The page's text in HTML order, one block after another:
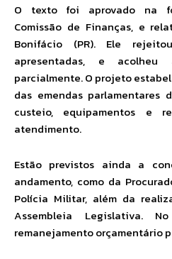
O texto foi aprovado na
Comissão de Finanças, e
Bonifácio (PR). Ele
apresentadas, e
parcialmente. O projeto
das emendas parlamentares
custeio, equipamentos e
atendimento.
Estão previstos ainda a
andamento, como da
Polícia Militar, além da
Assembleia Legislativa.
remanejamento orçamentário